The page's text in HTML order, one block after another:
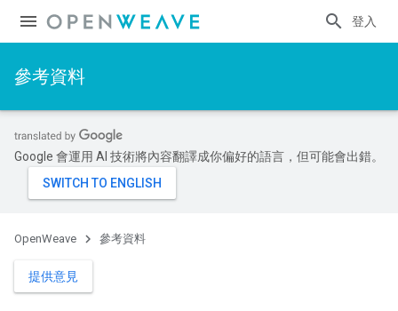
登入
參考資料
Google 會運用 AI 技術將內容翻譯成你偏好的語言，但可能會出錯。
OpenWeave 參考資料
提供意見